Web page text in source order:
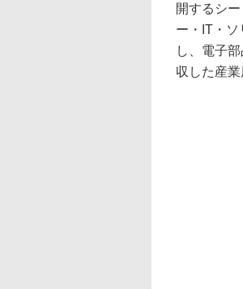
開するシ
ー・IT・
し、電子
収した産